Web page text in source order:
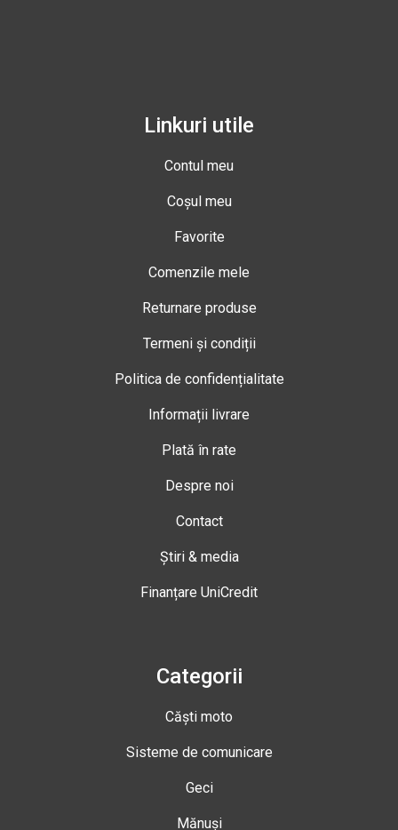
Linkuri utile
Contul meu
Coșul meu
Favorite
Comenzile mele
Returnare produse
Termeni și condiții
Politica de confidențialitate
Informații livrare
Plată în rate
Despre noi
Contact
Știri & media
Finanțare UniCredit
Categorii
Căști moto
Sisteme de comunicare
Geci
Mănuși